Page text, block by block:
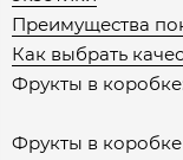
Преимущества
Как выбрать
Фрукты в
Фрукты в